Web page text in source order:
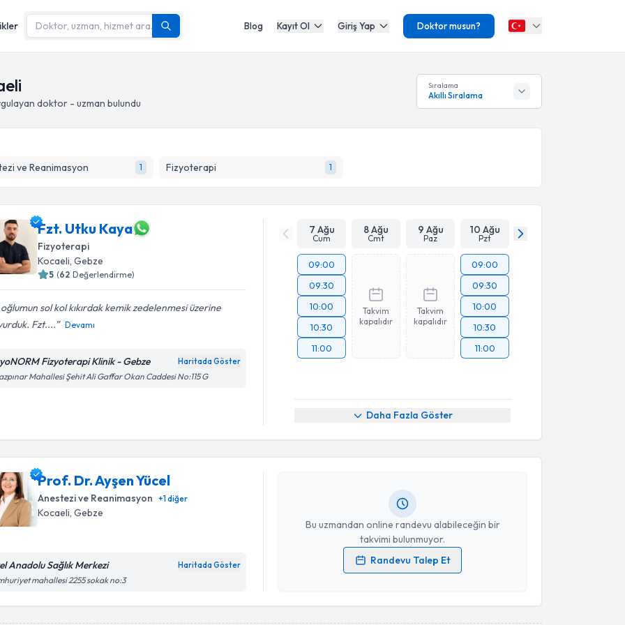
Blog Kayıt Ol Giriş Yap Doktor musun?
doktor - uzman bulundu
Sıralama
Akıllı Sıralama
ve Reanimasyon 1 Fizyoterapi 1
Fzt. Utku Kaya
Fizyoterapi
Kocaeli, Gebze
5 (62 Değerlendirme)
sol kol kıkırdak kemik zedelenmesi üzerine
Fzt....
Devamı
Fizyoterapi Klinik - Gebze Haritada Göster
Mahallesi Şehit Ali Gaffar Okan Caddesi No:115 G
7 Ağu
Cum
8 Ağu
Cmt
9 Ağu
Paz
10 Ağu
Pzt
09:00
09:30
10:00
10:30
11:00
Takvim
kapalıdır
Takvim
kapalıdır
09:00
09:30
10:00
10:30
11:00
Daha Fazla Göster
Prof. Dr. Ayşen Yücel
Anestezi ve Reanimasyon +1diğer
Kocaeli , Gebze
Anadolu Sağlık Merkezi Haritada Göster
mahallesi 2255 sokak no:3
Bu uzmandan online randevu alabileceğin bir
takvimi bulunmuyor.
Randevu Talep Et
Randevu Takvimi Talebi
Kişisel verilerimin işlenmesine ilişkinAydınlatma Metni